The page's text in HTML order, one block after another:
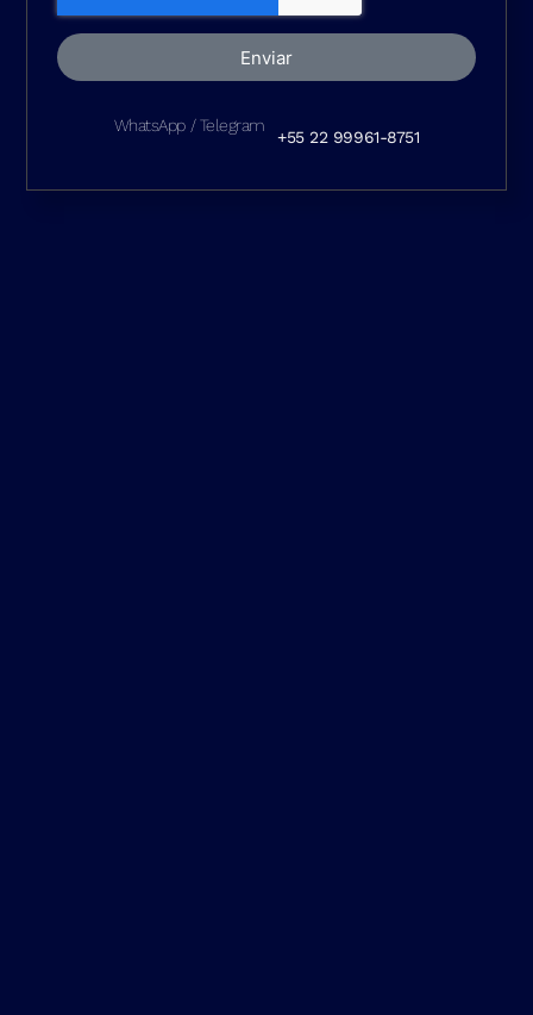
Enviar
WhatsApp / Telegram
+55 22 99961-8751